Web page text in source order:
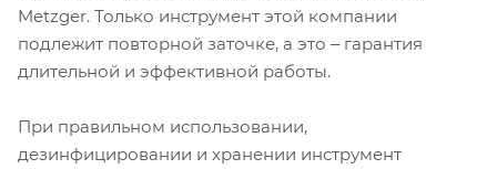
Metzger. Только инструмент этой компании
подлежит повторной заточке, а это ‒ гарантия
длительной и эффективной работы.
При правильном использовании,
дезинфицировании и хранении инструмент